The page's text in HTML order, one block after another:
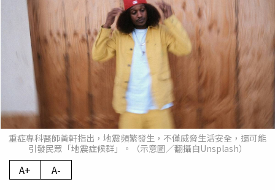
重症專科醫師黃軒指出，地震頻繁發生，不僅威脅生活安全，還可能
引發民眾「地震症候群」。（示意圖／翻攝自Unsplash）
A+ A-